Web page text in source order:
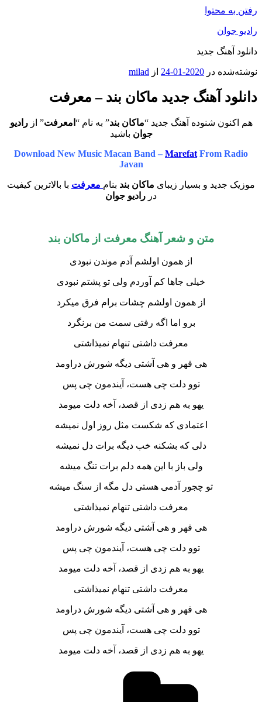
رفتن به محتوا
رادیو جوان
دانلود آهنگ جدید
نوشته‌شده در 2020-01-24 از milad
دانلود آهنگ جدید ماکان بند – معرفت
هم اکنون شنوده آهنگ جدید “ماکان بند” به نام “ امعرفت” ازرادیو
جوان باشید
Download New Music Macan Band – Marefat From Radio
Javan
موزیک جدید و بسیار زیبای ماکان بند بنام معرفت با بالاترین کیفیت
در رادیو جوان
متن و شعر آهنگ معرفت از ماکان بند
از همون اولشم آدم موندن نبودی
خیلی جاها کم آوردم ولی تو پشتم نبودی
از همون اولشم چشات برام فرق میکرد
برو اما اگه رفتی سمت من برنگرد
معرفت داشتی تنهام نمیذاشتی
هی قهر و هی آشتی دیگه شورش دراومد
توو دلت چی هست، آیندمون چی پس
یهو به هم زدی از قصد، آخه دلت میومد
اعتمادی که شکست مثل روز اول نمیشه
دلی که بشکنه خب دیگه برات دل نمیشه
ولی باز با این همه دلم برات تنگ میشه
تو چجور آدمی هستی دل مگه از سنگ میشه
معرفت داشتی تنهام نمیذاشتی
هی قهر و هی آشتی دیگه شورش دراومد
توو دلت چی هست، آیندمون چی پس
یهو به هم زدی از قصد، آخه دلت میومد
معرفت داشتی تنهام نمیذاشتی
هی قهر و هی آشتی دیگه شورش دراومد
توو دلت چی هست، آیندمون چی پس
یهو به هم زدی از قصد، آخه دلت میومد